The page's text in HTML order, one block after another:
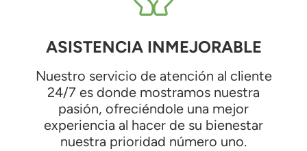
ASISTENCIA INMEJORABLE
Nuestro servicio de atención al cliente
24/7 es donde mostramos nuestra
pasión, ofreciéndole una mejor
experiencia al hacer de su bienestar
nuestra prioridad número uno.